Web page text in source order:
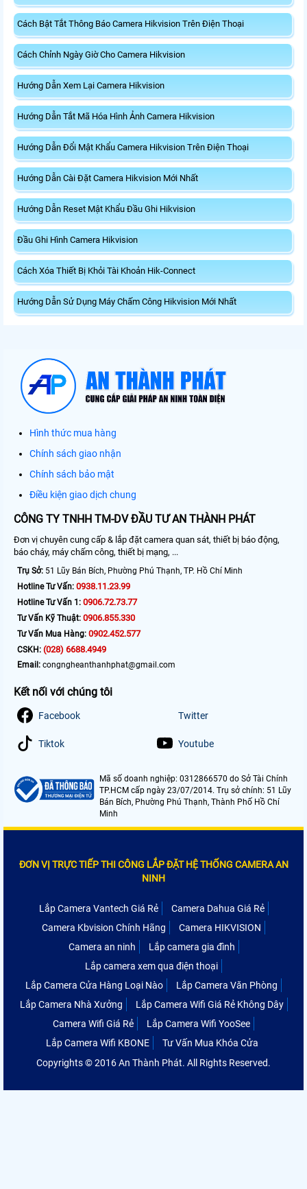
Cách Bật Tắt Thông Báo Camera Hikvision Trên Điện Thoại
Cách Chỉnh Ngày Giờ Cho Camera Hikvision
Hướng Dẫn Xem Lại Camera Hikvision
Hướng Dẫn Tắt Mã Hóa Hình Ảnh Camera Hikvision
Hướng Dẫn Đổi Mật Khẩu Camera Hikvision Trên Điện Thoại
Hướng Dẫn Cài Đặt Camera Hikvision Mới Nhất
Hướng Dẫn Reset Mật Khẩu Đầu Ghi Hikvision
Đầu Ghi Hình Camera Hikvision
Cách Xóa Thiết Bị Khỏi Tài Khoản Hik-Connect
Hướng Dẫn Sử Dụng Máy Chấm Công Hikvision Mới Nhất
Hình thức mua hàng
Chính sách giao nhận
Chính sách bảo mật
Điều kiện giao dịch chung
CÔNG TY TNHH TM-DV ĐẦU TƯ AN THÀNH PHÁT
Đơn vị chuyên cung cấp & lắp đặt camera quan sát, thiết bị báo động,
báo cháy, máy chấm công, thiết bị mạng, ...
Trụ Sở: 51 Lũy Bán Bích, Phường Phú Thạnh, TP. Hồ Chí Minh
Hotline Tư Vấn: 0938.11.23.99
Hotline Tư Vấn 1: 0906.72.73.77
Tư Vấn Kỹ Thuật: 0906.855.330
Tư Vấn Mua Hàng: 0902.452.577
CSKH: (028) 6688.4949
Email: congngheanthanhphat@gmail.com
Kết nối với chúng tôi
Facebook Twitter
Tiktok Youtube
Mã số doanh nghiệp: 0312866570 do Sở Tài Chính
TP.HCM cấp ngày 23/07/2014. Trụ sở chính: 51 Lũy
Bán Bích, Phường Phú Thạnh, Thành Phố Hồ Chí
Minh
ĐƠN VỊ TRỰC TIẾP THI CÔNG LẮP ĐẶT HỆ THỐNG CAMERA AN
NINH
Lắp Camera Vantech Giá Rẻ
Camera Dahua Giá Rẻ
Camera Kbvision Chính Hãng
Camera HIKVISION
Camera an ninh
Lắp camera gia đình
Lắp camera xem qua điện thoại
Lắp Camera Cửa Hàng Loại Nào
Lắp Camera Văn Phòng
Lắp Camera Nhà Xưởng
Lắp Camera Wifi Giá Rẻ Không Dây
Camera Wifi Giá Rẻ
Lắp Camera Wifi YooSee
Lắp Camera Wifi KBONE
Tư Vấn Mua Khóa Cửa
Copyrights © 2016 An Thành Phát. All Rights Reserved.